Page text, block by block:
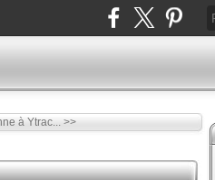
à Ytrac... >>